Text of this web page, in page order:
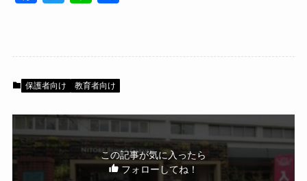
e
b
o
k
er
保護者向け 教育者向け
この記事が気に入ったら
フォローしてね！